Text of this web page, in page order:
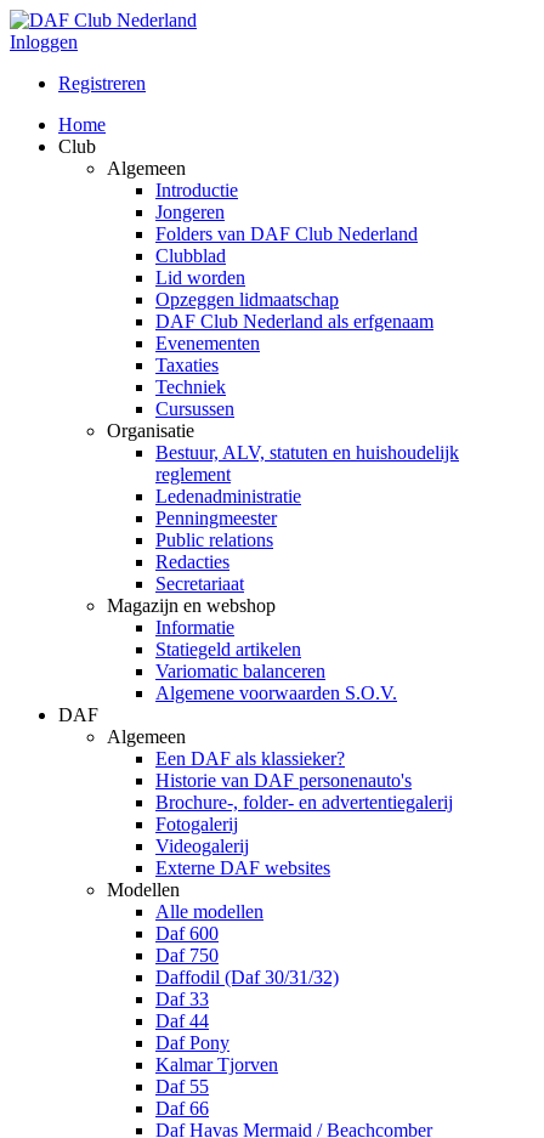
Inloggen
Registreren
Home
Club
Algemeen
Introductie
Jongeren
Folders van DAF Club Nederland
Clubblad
Lid worden
Opzeggen lidmaatschap
DAF Club Nederland als erfgenaam
Evenementen
Taxaties
Techniek
Cursussen
Organisatie
Bestuur, ALV, statuten en huishoudelijk
reglement
Ledenadministratie
Penningmeester
Public relations
Redacties
Secretariaat
Magazijn en webshop
Informatie
Statiegeld artikelen
Variomatic balanceren
Algemene voorwaarden S.O.V.
DAF
Algemeen
Een DAF als klassieker?
Historie van DAF personenauto's
Brochure-, folder- en advertentiegalerij
Fotogalerij
Videogalerij
Externe DAF websites
Modellen
Alle modellen
Daf 600
Daf 750
Daffodil (Daf 30/31/32)
Daf 33
Daf 44
Daf Pony
Kalmar Tjorven
Daf 55
Daf 66
Daf Havas Mermaid / Beachcomber